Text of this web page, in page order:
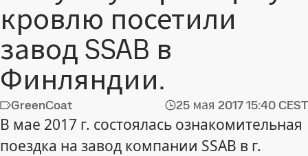
кровлю посетили
завод SSAB в
Финляндии.
GreenCoat 25 мая 201715:40 CEST
В мае 2017 г. состоялась ознакомительная
поездка на завод компании SSAB в г.